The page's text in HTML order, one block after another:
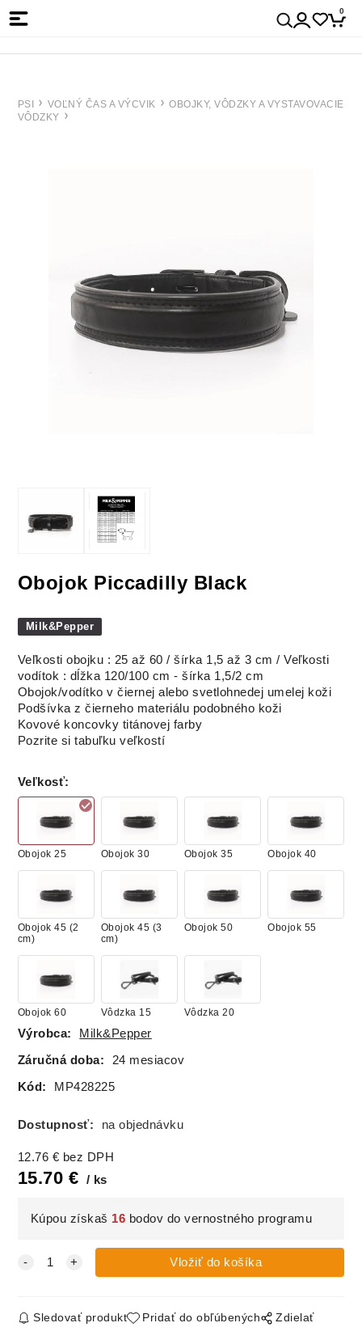
0
PSI VOĽNÝ ČAS A VÝCVIK
OBOJKY, VÔDZKY A VYSTAVOVACIE
VÔDZKY
Obojok Piccadilly Black
Milk&Pepper
Veľkosti obojku : 25 až 60 / šírka 1,5 až 3 cm / Veľkosti
vodítok : dĺžka 120/100 cm - šírka 1,5/2 cm
Obojok/vodítko v čiernej alebo svetlohnedej umelej koži
Podšívka z čierneho materiálu podobného koži
Kovové koncovky titánovej farby
Pozrite si tabuľku veľkostí
Veľkosť:
Obojok 25 Obojok 30 Obojok 35 Obojok 40
Obojok 45 (2
cm)
Obojok 45 (3
cm)
Obojok 50 Obojok 55
Obojok 60 Vôdzka 15 Vôdzka 20
Výrobca: Milk&Pepper
Záručná doba: 24 mesiacov
Kód: MP428225
Dostupnosť: na objednávku
12.76 € bez DPH
15.70 € ks
Kúpou získaš 16 bodov do vernostného programu
Sledovať produkt Pridať do obľúbených Zdielať